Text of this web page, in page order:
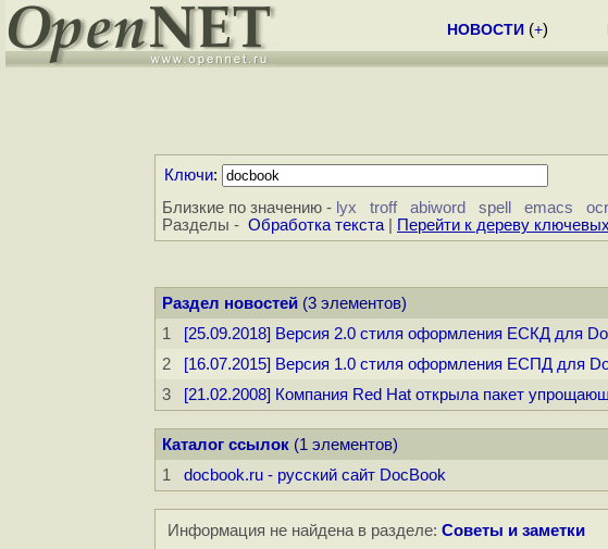
НОВОСТИ (+)
Ключи:
Близкие по значению - lyx troff abiword spell emacs ocr
Разделы - Обработка текста| Перейти к дереву
Раздел новостей (3 элементов)
1
[25.09.2018] Версия 2.0 стиля оформления ЕСКД для
2
[16.07.2015] Версия 1.0 стиля оформления ЕСПД для
3
[21.02.2008] Компания Red Hat открыла пакет
Каталог ссылок (1 элементов)
1
docbook.ru - русский сайт DocBook
Информация не найдена в разделе: Советы и заметки